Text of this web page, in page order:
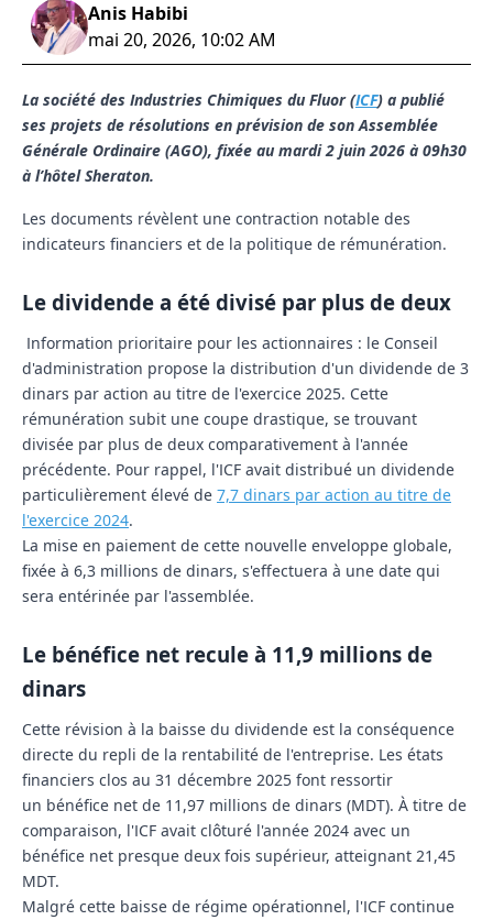
Anis Habibi
mai 20, 2026, 10:02 AM
La société des Industries Chimiques du Fluor (ICF) a publié
ses projets de résolutions en prévision de son Assemblée
Générale Ordinaire (AGO), fixée au mardi 2 juin 2026 à 09h30
à l’hôtel Sheraton.
Les documents révèlent une contraction notable des
indicateurs financiers et de la politique de rémunération.
Le dividende a été divisé par plus de deux
Information prioritaire pour les actionnaires : le Conseil
d'administration propose la distribution d'un dividende de 3
dinars par action au titre de l'exercice 2025. Cette
rémunération subit une coupe drastique, se trouvant
divisée par plus de deux comparativement à l'année
précédente. Pour rappel, l'ICF avait distribué un dividende
particulièrement élevé de 7,7 dinars par action au titre de
l'exercice 2024.
La mise en paiement de cette nouvelle enveloppe globale,
fixée à 6,3 millions de dinars, s'effectuera à une date qui
sera entérinée par l'assemblée.
Le bénéfice net recule à 11,9 millions de
dinars
Cette révision à la baisse du dividende est la conséquence
directe du repli de la rentabilité de l'entreprise. Les états
financiers clos au 31 décembre 2025 font ressortir
un bénéfice net de 11,97 millions de dinars (MDT). À titre de
comparaison, l'ICF avait clôturé l'année 2024 avec un
bénéfice net presque deux fois supérieur, atteignant 21,45
MDT.
Malgré cette baisse de régime opérationnel, l'ICF continue